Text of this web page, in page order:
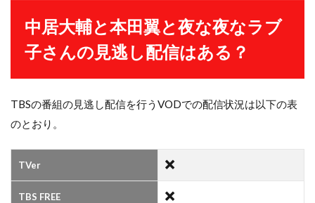
中居大輔と本田翼と夜な夜なラブ
子さんの見逃し配信はある？
TBSの番組の見逃し配信を行うVODでの配信状況は以下の表
のとおり。
TVer
TBS FREE